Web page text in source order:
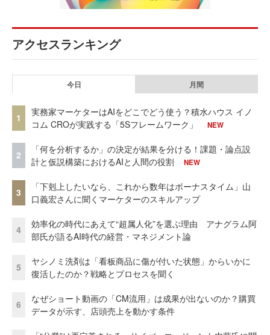
アクセスランキング
今日 月間
1
実務家マーケターはAIをどこでどう使う？積水ハウス イノ
コム CROが実践する「5Sフレームワーク」
NEW
2
「何を分析するか」の決定が結果を分ける！課題・論点設
計と仮説構築におけるAIと人間の役割
NEW
3
「下剋上したいなら、これから数年はボーナスタイム」山
口義宏さんに聞くマーケターのスキルアップ
4
効率化の時代にあえて“超属人化”を選ぶ理由 アナグラム阿
部氏が語るAI時代の経営・マネジメント論
5
ヤシノミ洗剤は「看板商品に傷が付いた状態」からいかに
復活したのか？戦略とプロセスを聞く
6
なぜショート動画の「CM流用」は成果が出ないのか？購買
データが示す、店頭売上を動かす条件